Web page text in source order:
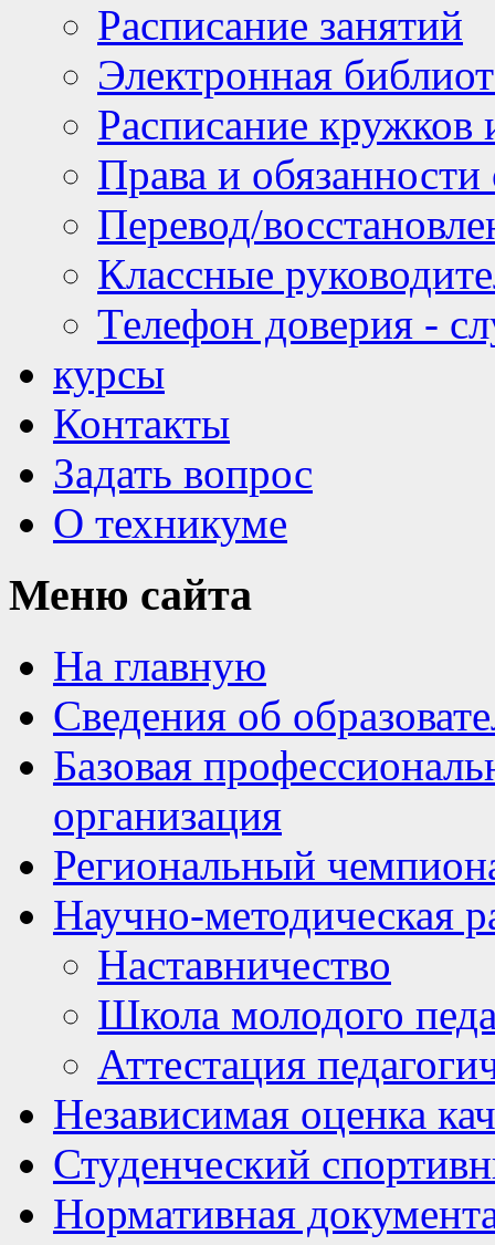
Расписание занятий
Электронная
Расписание кружков
Права и
Перевод/
Классные
Телефон доверия -
курсы
Контакты
Задать вопрос
О техникуме
Меню сайта
На главную
Сведения об
Базовая
организация
Региональный
Научно-методическая
Наставничество
Школа молодого
Аттестация
Независимая оценка
Студенческий
Нормативная